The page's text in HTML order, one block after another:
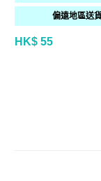
偏遠地區送
HK$ 55